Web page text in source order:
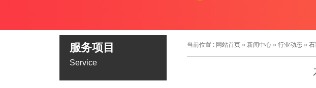
服务项目
Service
当前位置 : 网站首页 » 新闻中心 » 行业动态 »